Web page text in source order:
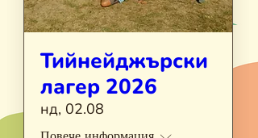
Тийнейджърски
лагер 2026
нд, 02.08